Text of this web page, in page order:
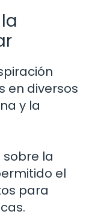
en diversos
y la
sobre la
el
para